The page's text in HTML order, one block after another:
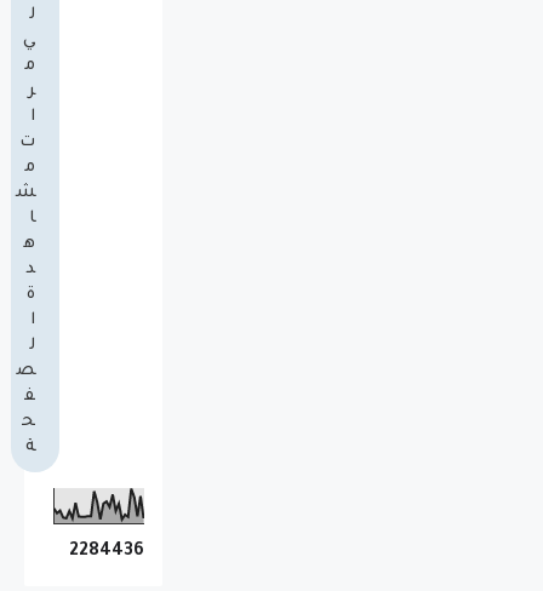
ل
ي
م
ر
ا
ت
م
ش
ا
ه
د
ة
ا
ل
ص
ف
ح
ة
2284436